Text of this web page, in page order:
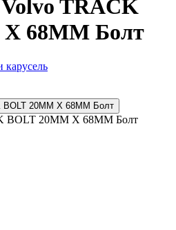
Volvo TRACK
68MM Болт
карусель
BOLT 20MM X 68MM Болт